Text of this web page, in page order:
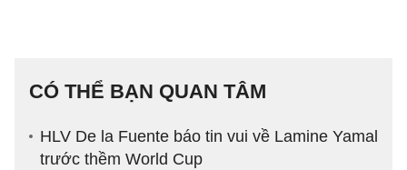
CÓ THỂ BẠN QUAN TÂM
HLV De la Fuente báo tin vui về Lamine Yamal
trước thềm World Cup